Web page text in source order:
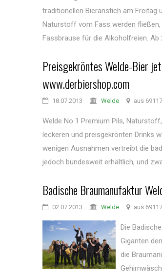
traditionellen Bieranstich am Freitag
Naturstoff vom Fass werden fließen,
Fassbrause für die Alkoholfreien. Ab
Preisgekröntes Welde-Bier
www.derbiershop.com
18.07.2013 Welde aus
Welde No 1 Premium Pils,
leckeren und preisgekrönten Drinks
wenigen Ausnahmen vertreibt die
jedoch bundesweit erhältlich, und
Badische Braumanufaktur
02.07.2013 Welde aus
Die
Giganten
die